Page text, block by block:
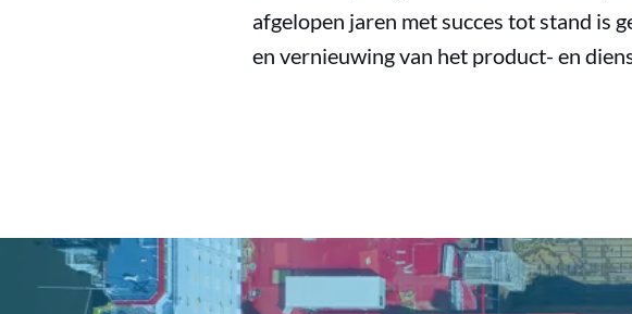
afgelopen jaren met succes tot stand is
en vernieuwing van het product- en